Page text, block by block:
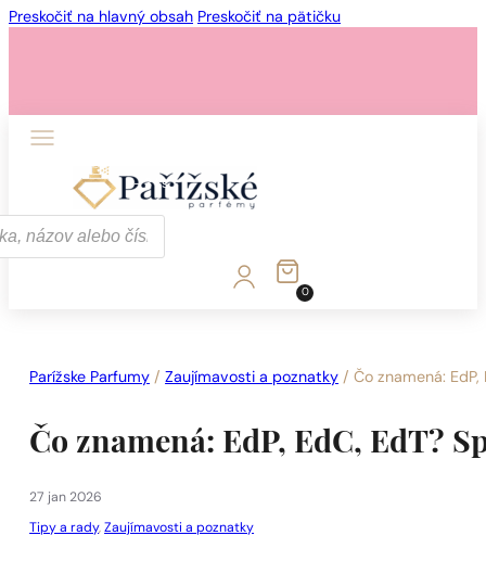
Preskočiť na hlavný obsah Preskočiť na pätičku
1 - 3 ks.
0
Parížske Parfumy /Zaujímavosti a poznatky /Čo znamená:
Čo znamená: EdP, EdC, EdT?
27 jan 2026
Tipy a rady,Zaujímavosti a poznatky